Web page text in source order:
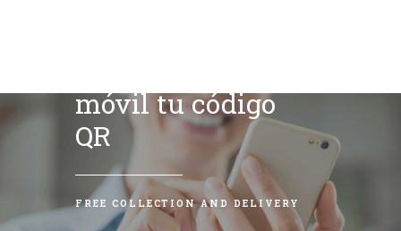
móvil tu código
QR
FREE COLLECTION AND DELIVERY